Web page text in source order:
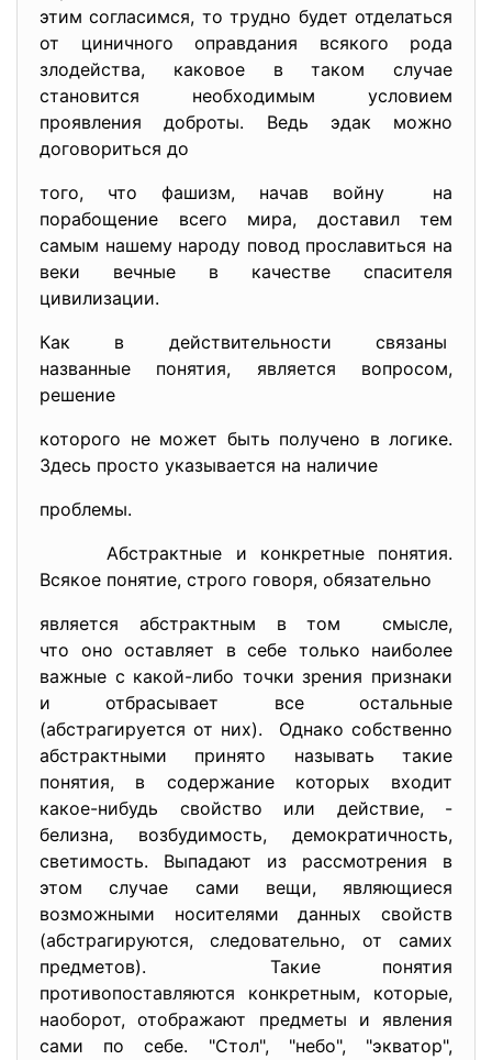
этим согласимся, то трудно будет отделаться
от циничного оправдания всякого рода
злодейства, каковое в таком случае
становится необходимым условием
проявления доброты. Ведь эдак можно
договориться до
того, что фашизм, начав войну на
порабощение всего мира, доставил тем
самым нашему народу повод прославиться на
веки вечные в качестве спасителя
цивилизации.
Как в действительности связаны
названные понятия, является вопросом,
решение
которого не может быть получено в логике.
Здесь просто указывается на наличие
проблемы.
Абстрактные и конкретные понятия.
Всякое понятие, строго говоря, обязательно
является абстрактным в том смысле,
что оно оставляет в себе только наиболее
важные с какой-либо точки зрения признаки
и отбрасывает все остальные
(абстрагируется от них). Однако собственно
абстрактными принято называть такие
понятия, в содержание которых входит
какое-нибудь свойство или действие, -
белизна, возбудимость, демократичность,
светимость. Выпадают из рассмотрения в
этом случае сами вещи, являющиеся
возможными носителями данных свойств
(абстрагируются, следовательно, от самих
предметов). Такие понятия
противопоставляются конкретным, которые,
наоборот, отображают предметы и явления
сами по себе. "Стол", "небо", "экватор",